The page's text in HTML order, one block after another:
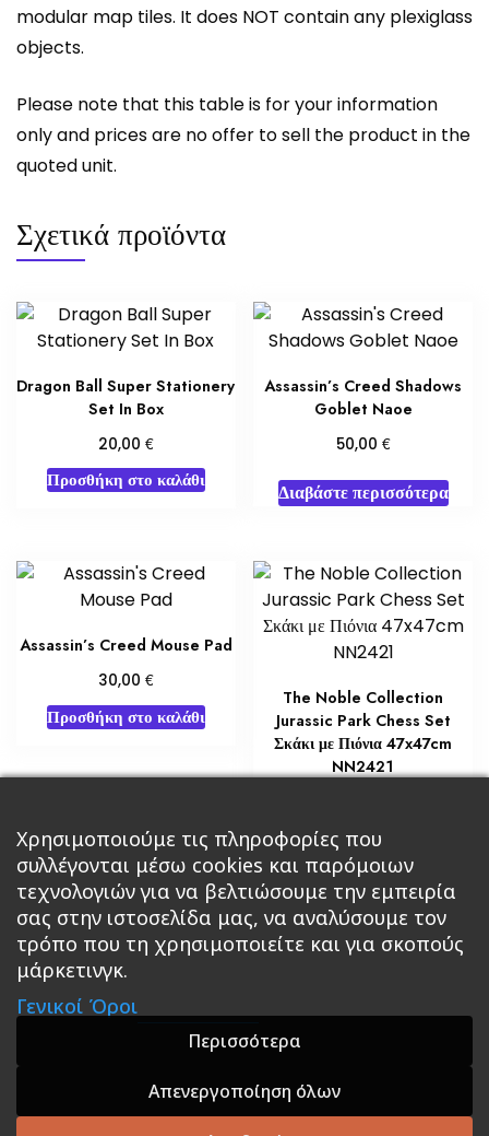
modular map tiles. It does NOT contain any plexiglass
objects.
Please note that this table is for your information
only and prices are no offer to sell the product in the
quoted unit.
Σχετικά προϊόντα
Dragon Ball Super Stationery
Set In Box
20,00 €
Προσθήκη στο καλάθι
Assassin’s Creed Shadows
Goblet Naoe
50,00 €
Διαβάστε περισσότερα
Assassin’s Creed Mouse Pad
30,00 €
Προσθήκη στο καλάθι
The Noble Collection
Jurassic Park Chess Set
Σκάκι με Πιόνια 47x47cm
NN2421
Διαβάστε περισσότερα
Κεντρική Βιβλία
Roleplaying Games Ψυχαγωγία Εκδόσεις Βάρδος
Σε Προσφορά
A theme by GradientThemes - A theme by Gradient
Themes
Χρησιμοποιούμε τις πληροφορίες που
συλλέγονται μέσω cookies και παρόμοιων
τεχνολογιών για να βελτιώσουμε την εμπειρία
σας στην ιστοσελίδα μας, να αναλύσουμε τον
τρόπο που τη χρησιμοποιείτε και για σκοπούς
μάρκετινγκ.
Γενικοί Όροι
Περισσότερα
Απενεργοποίηση όλων